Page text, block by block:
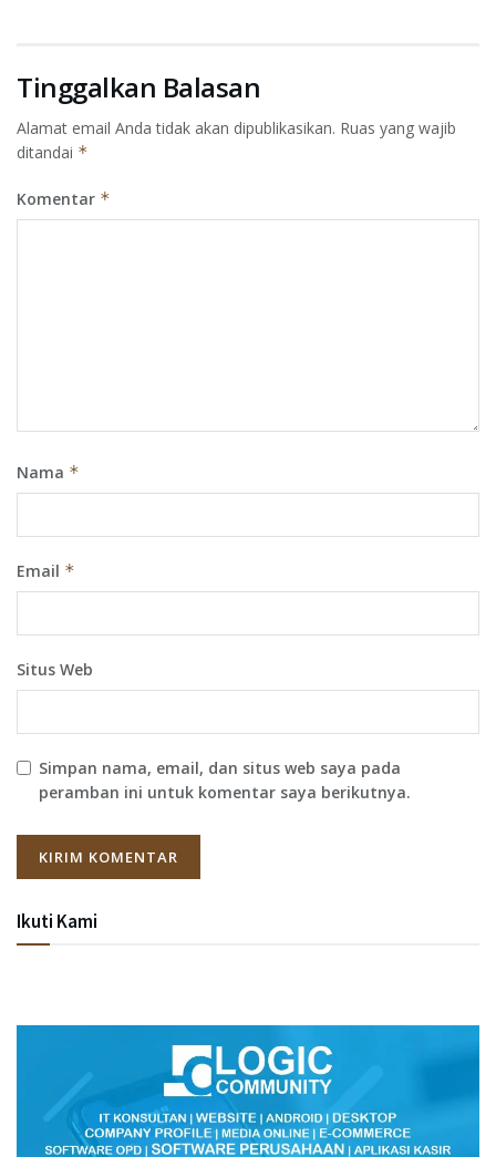
Tinggalkan Balasan
Alamat email Anda tidak akan dipublikasikan. Ruas yang wajib
ditandai *
Komentar *
Nama *
Email *
Situs Web
Simpan nama, email, dan situs web saya pada
peramban ini untuk komentar saya berikutnya.
Ikuti Kami